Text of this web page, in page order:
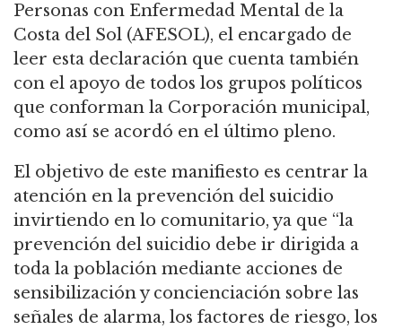
Personas con Enfermedad Mental de la
Costa del Sol (AFESOL), el encargado de
leer esta declaración que cuenta también
con el apoyo de todos los grupos políticos
que conforman la Corporación municipal,
como así se acordó en el último pleno.
El objetivo de este manifiesto es centrar la
atención en la prevención del suicidio
invirtiendo en lo comunitario, ya que “la
prevención del suicidio debe ir dirigida a
toda la población mediante acciones de
sensibilización y concienciación sobre las
señales de alarma, los factores de riesgo, los